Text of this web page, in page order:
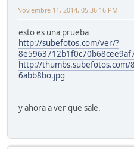
Noviembre 11, 2014, 05:36:16 PM
esto es una prueba
http://subefotos.com/ver/?
http://thumbs.subefotos.com/
6abb8bo.jpg
y ahora a ver que sale.